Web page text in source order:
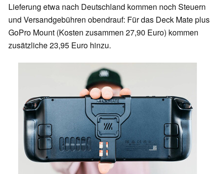
Lieferung etwa nach Deutschland kommen noch Steuern
und Versandgebühren obendrauf: Für das Deck Mate plus
GoPro Mount (Kosten zusammen 27,90 Euro) kommen
zusätzliche 23,95 Euro hinzu.